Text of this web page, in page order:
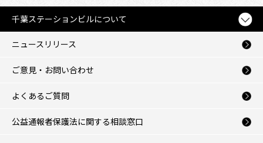
千葉ステーションビルについて
ニュースリリース
ご意見・お問い合わせ
よくあるご質問
公益通報者保護法に関する相談窓口